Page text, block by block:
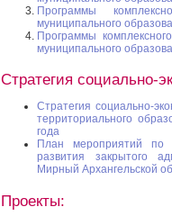
Программы
муниципального
Программы
муниципального
Стратегия социально-
Стратегия социально-
территориального
года
План мероприятий по
развития закрытого
Мирный Архангельской
Проекты: